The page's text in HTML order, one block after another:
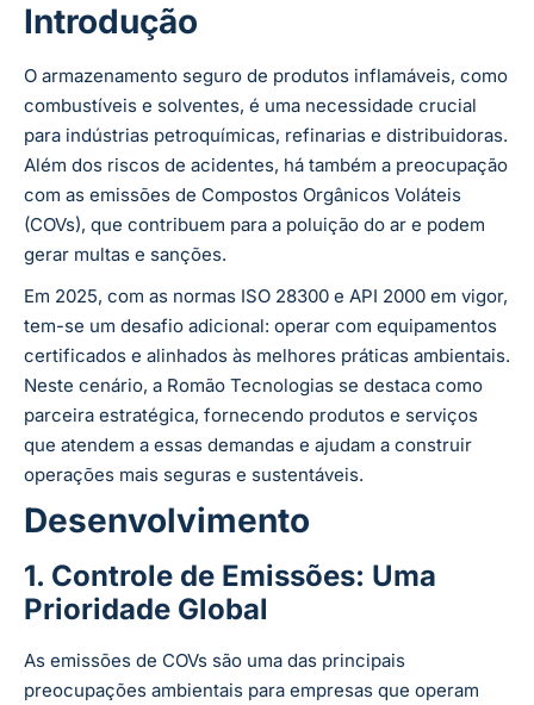
Introdução
O armazenamento seguro de produtos inflamáveis, como
combustíveis e solventes, é uma necessidade crucial
para indústrias petroquímicas, refinarias e distribuidoras.
Além dos riscos de acidentes, há também a preocupação
com as emissões de Compostos Orgânicos Voláteis
(COVs), que contribuem para a poluição do ar e podem
gerar multas e sanções.
Em 2025, com as normas ISO 28300 e API 2000 em vigor,
tem-se um desafio adicional: operar com equipamentos
certificados e alinhados às melhores práticas ambientais.
Neste cenário, a Romão Tecnologias se destaca como
parceira estratégica, fornecendo produtos e serviços
que atendem a essas demandas e ajudam a construir
operações mais seguras e sustentáveis.
Desenvolvimento
1. Controle de Emissões: Uma
Prioridade Global
As emissões de COVs são uma das principais
preocupações ambientais para empresas que operam